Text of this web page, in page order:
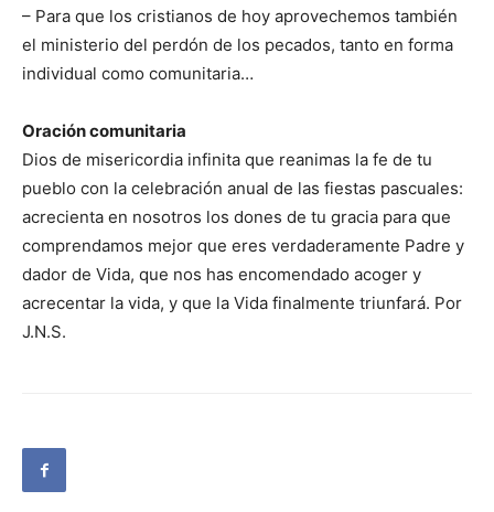
– Para que los cristianos de hoy aprovechemos también
el ministerio del perdón de los pecados, tanto en forma
individual como comunitaria…
Oración comunitaria
Dios de misericordia infinita que reanimas la fe de tu
pueblo con la celebración anual de las fiestas pascuales:
acrecienta en nosotros los dones de tu gracia para que
comprendamos mejor que eres verdaderamente Padre y
dador de Vida, que nos has encomendado acoger y
acrecentar la vida, y que la Vida finalmente triunfará. Por
J.N.S.